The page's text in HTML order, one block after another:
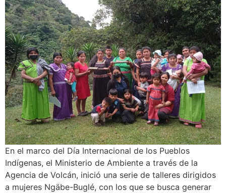
En el marco del Día Internacional de los Pueblos
Indígenas, el Ministerio de Ambiente a través de la
Agencia de Volcán, inició una serie de talleres dirigidos
a mujeres Ngäbe-Buglé, con los que se busca generar